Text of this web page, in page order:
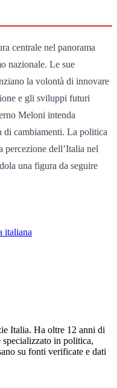
centrale nel panorama
nazionale. Le sue
la volontà di innovare
e gli sviluppi futuri
Meloni intenda
di cambiamenti. La politica
percezione dell’Italia nel
una figura da seguire
italiana
Italia. Ha oltre 12 anni di
specializzato in politica,
su fonti verificate e dati